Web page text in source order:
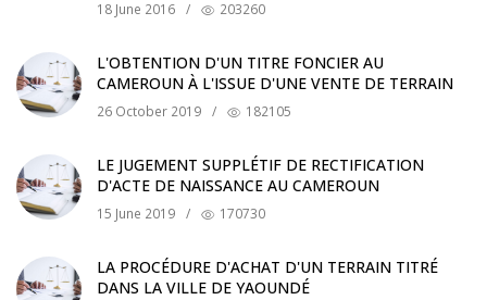
18 June 2016 / 203260
L'OBTENTION D'UN TITRE FONCIER AU
CAMEROUN À L'ISSUE D'UNE VENTE DE TERRAIN
26 October 2019 / 182105
LE JUGEMENT SUPPLÉTIF DE RECTIFICATION
D'ACTE DE NAISSANCE AU CAMEROUN
15 June 2019 / 170730
LA PROCÉDURE D'ACHAT D'UN TERRAIN TITRÉ
DANS LA VILLE DE YAOUNDÉ